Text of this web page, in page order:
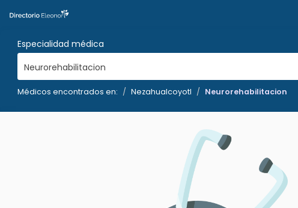
Especialidad médica
Neurorehabilitacion
Médicos encontrados en: Nezahualcoyotl Neurorehabilitacion